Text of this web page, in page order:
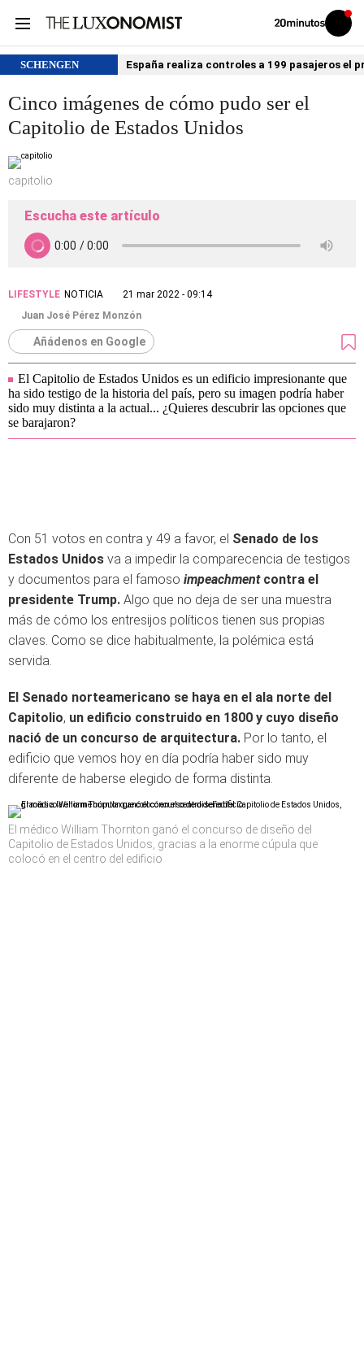
Volver
Iniciar
sesión
SCHENGEN España realiza controles a 199 pasajeros el
Cinco imágenes de cómo pudo ser el
Capitolio de Estados Unidos
capitolio
Escucha este artículo
LIFESTYLE NOTICIA
21 mar 2022 - 09:14
Juan José Pérez Monzón
Añádenos en Google
El Capitolio de Estados Unidos es un edificio impresionante que
ha sido testigo de la historia del país, pero su imagen podría haber
sido muy distinta a la actual... ¿Quieres descubrir las opciones que
se barajaron?
Con 51 votos en contra y 49 a favor, el Senado de los
Estados Unidos va a impedir la comparecencia de testigos
y documentos para el famoso impeachmentcontra el
presidente Trump. Algo que no deja de ser una muestra
más de cómo los entresijos políticos tienen sus propias
claves. Como se dice habitualmente, la polémica está
servida.
El Senado norteamericano se haya en el ala norte del
Capitolio, un edificio construido en 1800 y cuyo diseño
nació de un concurso de arquitectura. Por lo tanto, el
edificio que vemos hoy en día podría haber sido muy
diferente de haberse elegido de forma distinta.
El médico William Thornton ganó el concurso de diseño del
Capitolio de Estados Unidos, gracias a la enorme cúpula que
colocó en el centro del edificio